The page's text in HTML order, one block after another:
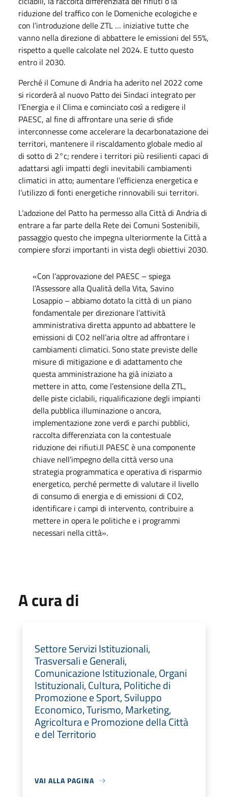
riduzione del traffico con le Domeniche ecologiche e
con l’introduzione delle ZTL … iniziative tutte che
vanno nella direzione di abbattere le emissioni del 55%,
rispetto a quelle calcolate nel 2024. E tutto questo
entro il 2030.
Perché il Comune di Andria ha aderito nel 2022 come
si ricorderà al nuovo Patto dei Sindaci integrato per
l’Energia e il Clima e cominciato così a redigere il
PAESC, al fine di affrontare una serie di sfide
interconnesse come accelerare la decarbonatazione dei
territori, mantenere il riscaldamento globale medio al
di sotto di 2°c; rendere i territori più resilienti capaci di
adattarsi agli impatti degli inevitabili cambiamenti
climatici in atto; aumentare l’efficienza energetica e
l’utilizzo di fonti energetiche rinnovabili sui territori.
L’adozione del Patto ha permesso alla Città di Andria di
entrare a far parte della Rete dei Comuni Sostenibili,
passaggio questo che impegna ulteriormente la Città a
compiere sforzi importanti in vista degli obiettivi 2030.
«Con l’approvazione del PAESC – spiega
l’Assessore alla Qualità della Vita, Savino
Losappio – abbiamo dotato la città di un piano
fondamentale per direzionare l’attività
amministrativa diretta appunto ad abbattere le
emissioni di CO2 nell’aria oltre ad affrontare i
cambiamenti climatici. Sono state previste delle
misure di mitigazione e di adattamento che
questa amministrazione ha già iniziato a
mettere in atto, come l’estensione della ZTL,
delle piste ciclabili, riqualificazione degli impianti
della pubblica illuminazione o ancora,
implementazione zone verdi e parchi pubblici,
raccolta differenziata con la contestuale
riduzione dei rifiuti.Il PAESC è una componente
chiave nell’impegno della città verso una
strategia programmatica e operativa di risparmio
energetico, perché permette di valutare il livello
di consumo di energia e di emissioni di CO2,
identificare i campi di intervento, contribuire a
mettere in opera le politiche e i programmi
necessari nella città».
A cura di
Settore Servizi Istituzionali,
Trasversali e Generali,
Comunicazione Istituzionale, Organi
Istituzionali, Cultura, Politiche di
Promozione e Sport, Sviluppo
Economico, Turismo, Marketing,
Agricoltura e Promozione della Città
e del Territorio
VAI ALLA PAGINA